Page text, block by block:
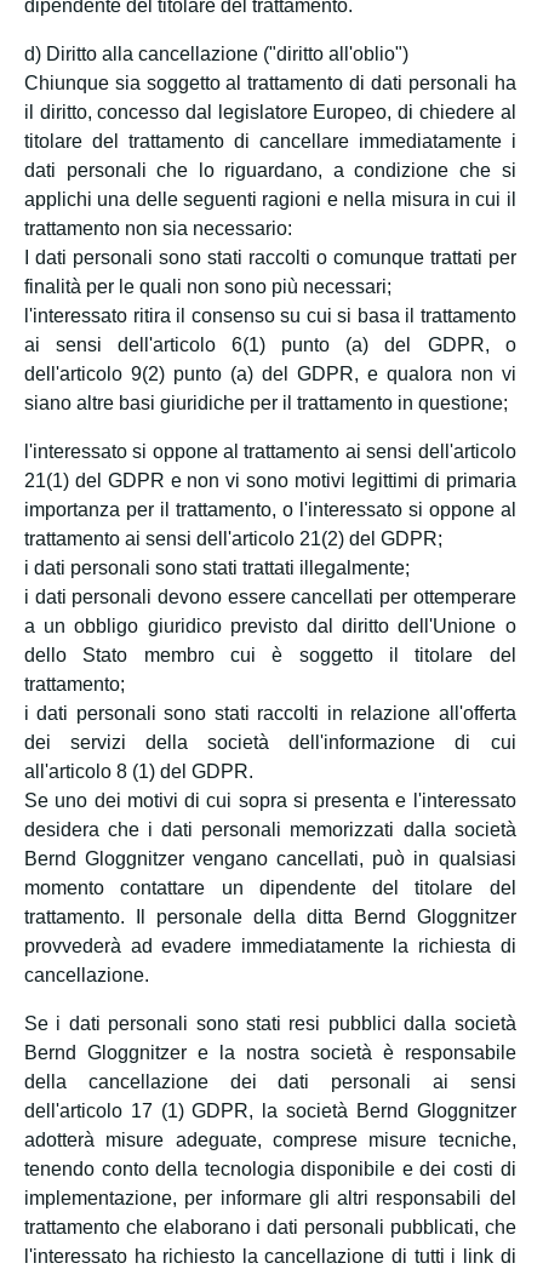
dipendente del titolare del trattamento.
d) Diritto alla cancellazione ("diritto all'oblio")
Chiunque sia soggetto al trattamento di dati personali ha
il diritto, concesso dal legislatore Europeo, di chiedere al
titolare del trattamento di cancellare immediatamente i
dati personali che lo riguardano, a condizione che si
applichi una delle seguenti ragioni e nella misura in cui il
trattamento non sia necessario:
I dati personali sono stati raccolti o comunque trattati per
finalità per le quali non sono più necessari;
l'interessato ritira il consenso su cui si basa il trattamento
ai sensi dell'articolo 6(1) punto (a) del GDPR, o
dell'articolo 9(2) punto (a) del GDPR, e qualora non vi
siano altre basi giuridiche per il trattamento in questione;
l'interessato si oppone al trattamento ai sensi dell'articolo
21(1) del GDPR e non vi sono motivi legittimi di primaria
importanza per il trattamento, o l'interessato si oppone al
trattamento ai sensi dell'articolo 21(2) del GDPR;
i dati personali sono stati trattati illegalmente;
i dati personali devono essere cancellati per ottemperare
a un obbligo giuridico previsto dal diritto dell'Unione o
dello Stato membro cui è soggetto il titolare del
trattamento;
i dati personali sono stati raccolti in relazione all'offerta
dei servizi della società dell'informazione di cui
all'articolo 8 (1) del GDPR.
Se uno dei motivi di cui sopra si presenta e l'interessato
desidera che i dati personali memorizzati dalla società
Bernd Gloggnitzer vengano cancellati, può in qualsiasi
momento contattare un dipendente del titolare del
trattamento. Il personale della ditta Bernd Gloggnitzer
provvederà ad evadere immediatamente la richiesta di
cancellazione.
Se i dati personali sono stati resi pubblici dalla società
Bernd Gloggnitzer e la nostra società è responsabile
della cancellazione dei dati personali ai sensi
dell'articolo 17 (1) GDPR, la società Bernd Gloggnitzer
adotterà misure adeguate, comprese misure tecniche,
tenendo conto della tecnologia disponibile e dei costi di
implementazione, per informare gli altri responsabili del
trattamento che elaborano i dati personali pubblicati, che
l'interessato ha richiesto la cancellazione di tutti i link di